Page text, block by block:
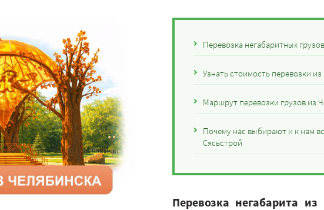
Перевозка негабаритных
Узнать стоимость перевозки
Маршрут перевозки грузов из
Почему нас выбирают и к нам
Сясьстрой
Перевозка негабарита